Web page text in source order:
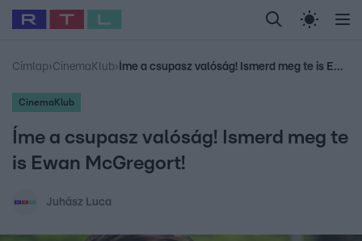
Legfrissebb RTL Híradó Randi Celeb vagyok,
Babits Marcella Most Wanted Gallusz
Címlap›CinemaKlub› Íme a csupasz valóság! Ismerd meg te is Ewan McGregort!
CinemaKlub
Íme a csupasz valóság! Ismerd meg te
is Ewan McGregort!
Juhász Luca